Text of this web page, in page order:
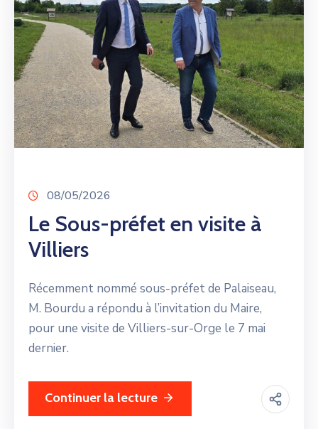
08/05/2026
Le Sous-préfet en visite à
Villiers
Récemment nommé sous-préfet de Palaiseau,
M. Bourdu a répondu à l’invitation du Maire,
pour une visite de Villiers-sur-Orge le 7 mai
dernier.
Continuer la lecture